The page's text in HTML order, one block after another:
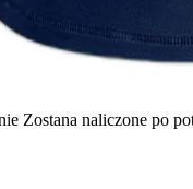
Zostana naliczone po